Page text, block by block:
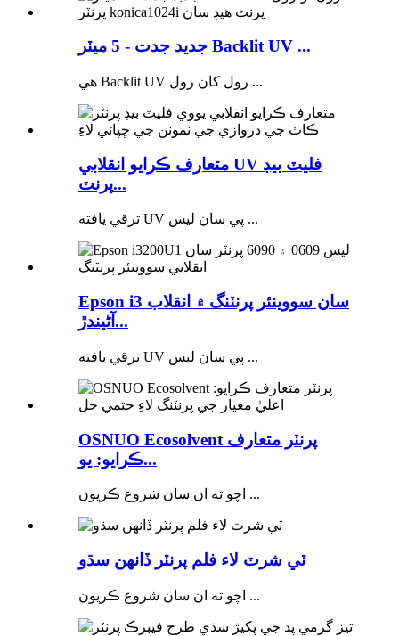
جديد جدت - 5 ميٽر Backlit UV ...
هي Backlit UV رول کان رول ...
متعارف ڪرايو انقلابي UV فليٽ بيڊ
پرنٽ...
ترقي يافته UV ​​پي سان ليس ...
Epson i3 سان سووينئر پرنٽنگ ۾ انقلاب
آڻيندڙ...
ترقي يافته UV ​​پي سان ليس ...
OSNUO Ecosolvent پرنٽر متعارف
ڪرايو: يو...
اچو ته ان سان شروع ڪريون ...
ٽي شرٽ لاء فلم پرنٽر ڏانهن سڌو
اچو ته ان سان شروع ڪريون ...